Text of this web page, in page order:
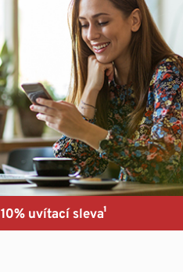
10% uvítací sleva¹